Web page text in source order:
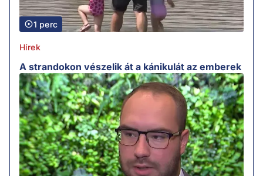
1 perc
Hírek
A strandokon vészelik át a kánikulát az emberek